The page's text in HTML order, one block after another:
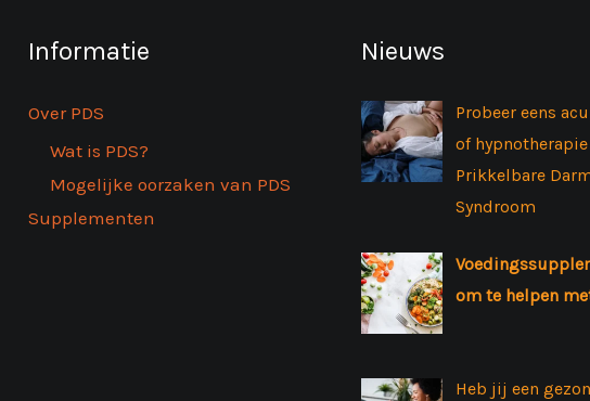
Informatie
Over PDS
Wat is PDS?
Mogelijke oorzaken van PDS
Supplementen
Nieuws
Probeer eens
of
Prikkelbare
Syndroom
om te helpen
Heb jij een